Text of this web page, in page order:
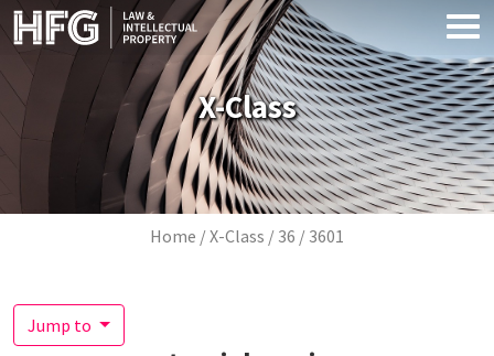
Skip to main content
X-Class
Breadcrumb
Home X-Class 36 3601
Jump to